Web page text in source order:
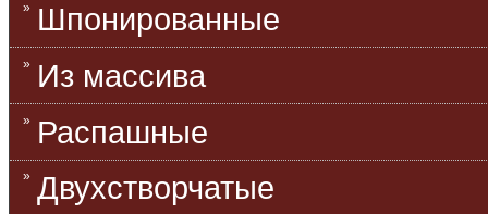
Шпонированные
Из массива
Распашные
Двухстворчатые